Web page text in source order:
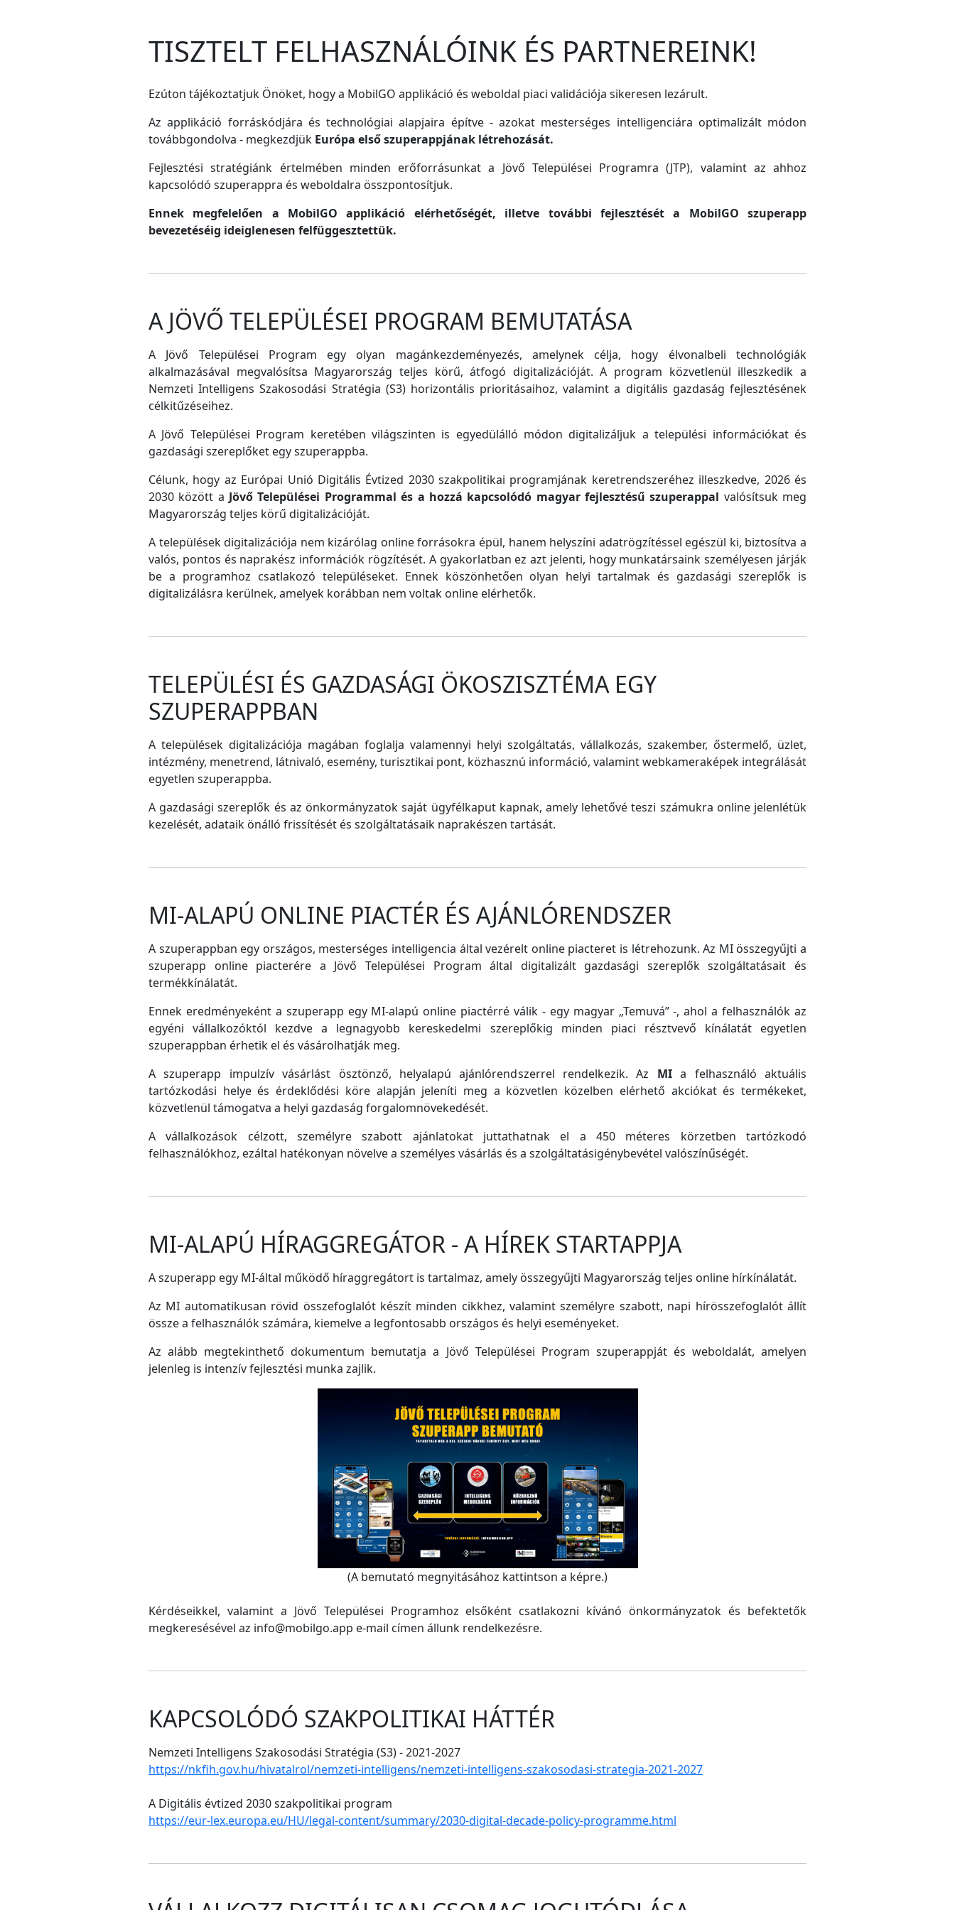
TISZTELT FELHASZNÁLÓINK ÉS PARTNEREINK!
Ezúton tájékoztatjuk Önöket, hogy a MobilGO applikáció és weboldal piaci validációja sikeresen lezárult.
Az applikáció forráskódjára és technológiai alapjaira építve - azokat mesterséges intelligenciára optimalizált módon
továbbgondolva - megkezdjük Európa első szuperappjának létrehozását.
Fejlesztési stratégiánk értelmében minden erőforrásunkat a Jövő Települései Programra (JTP), valamint az ahhoz
kapcsolódó szuperappra és weboldalra összpontosítjuk.
Ennek megfelelően a MobilGO applikáció elérhetőségét, illetve további fejlesztését a MobilGO szuperapp
bevezetéséig ideiglenesen felfüggesztettük.
A JÖVŐ TELEPÜLÉSEI PROGRAM BEMUTATÁSA
A Jövő Települései Program egy olyan magánkezdeményezés, amelynek célja, hogy élvonalbeli technológiák
alkalmazásával megvalósítsa Magyarország teljes körű, átfogó digitalizációját. A program közvetlenül illeszkedik a
Nemzeti Intelligens Szakosodási Stratégia (S3) horizontális prioritásaihoz, valamint a digitális gazdaság fejlesztésének
célkitűzéseihez.
A Jövő Települései Program keretében világszinten is egyedülálló módon digitalizáljuk a települési információkat és
gazdasági szereplőket egy szuperappba.
Célunk, hogy az Európai Unió Digitális Évtized 2030 szakpolitikai programjának keretrendszeréhez illeszkedve, 2026 és
2030 között a Jövő Települései Programmal és a hozzá kapcsolódó magyar fejlesztésű szuperappal valósítsuk meg
Magyarország teljes körű digitalizációját.
A települések digitalizációja nem kizárólag online forrásokra épül, hanem helyszíni adatrögzítéssel egészül ki, biztosítva a
valós, pontos és naprakész információk rögzítését. A gyakorlatban ez azt jelenti, hogy munkatársaink személyesen járják
be a programhoz csatlakozó településeket. Ennek köszönhetően olyan helyi tartalmak és gazdasági szereplők is
digitalizálásra kerülnek, amelyek korábban nem voltak online elérhetők.
TELEPÜLÉSI ÉS GAZDASÁGI ÖKOSZISZTÉMA EGY
SZUPERAPPBAN
A települések digitalizációja magában foglalja valamennyi helyi szolgáltatás, vállalkozás, szakember, őstermelő, üzlet,
intézmény, menetrend, látnivaló, esemény, turisztikai pont, közhasznú információ, valamint webkameraképek integrálását
egyetlen szuperappba.
A gazdasági szereplők és az önkormányzatok saját ügyfélkaput kapnak, amely lehetővé teszi számukra online jelenlétük
kezelését, adataik önálló frissítését és szolgáltatásaik naprakészen tartását.
MI-ALAPÚ ONLINE PIACTÉR ÉS AJÁNLÓRENDSZER
A szuperappban egy országos, mesterséges intelligencia által vezérelt online piacteret is létrehozunk. Az MI összegyűjti a
szuperapp online piacterére a Jövő Települései Program által digitalizált gazdasági szereplők szolgáltatásait és
termékkínálatát.
Ennek eredményeként a szuperapp egy MI-alapú online piactérré válik - egy magyar „Temuvá” -, ahol a felhasználók az
egyéni vállalkozóktól kezdve a legnagyobb kereskedelmi szereplőkig minden piaci résztvevő kínálatát egyetlen
szuperappban érhetik el és vásárolhatják meg.
A szuperapp impulzív vásárlást ösztönző, helyalapú ajánlórendszerrel rendelkezik. Az MIa felhasználó aktuális
tartózkodási helye és érdeklődési köre alapján jeleníti meg a közvetlen közelben elérhető akciókat és termékeket,
közvetlenül támogatva a helyi gazdaság forgalomnövekedését.
A vállalkozások célzott, személyre szabott ajánlatokat juttathatnak el a 450 méteres körzetben tartózkodó
felhasználókhoz, ezáltal hatékonyan növelve a személyes vásárlás és a szolgáltatásigénybevétel valószínűségét.
MI-ALAPÚ HÍRAGGREGÁTOR - A HÍREK STARTAPPJA
A szuperapp egy MI-által működő híraggregátort is tartalmaz, amely összegyűjti Magyarország teljes online hírkínálatát.
Az MI automatikusan rövid összefoglalót készít minden cikkhez, valamint személyre szabott, napi hírösszefoglalót állít
össze a felhasználók számára, kiemelve a legfontosabb országos és helyi eseményeket.
Az alább megtekinthető dokumentum bemutatja a Jövő Települései Program szuperappját és weboldalát, amelyen
jelenleg is intenzív fejlesztési munka zajlik.
(A bemutató megnyitásához kattintson a képre.)
Kérdéseikkel, valamint a Jövő Települései Programhoz elsőként csatlakozni kívánó önkormányzatok és befektetők
megkeresésével az info@mobilgo.app e-mail címen állunk rendelkezésre.
KAPCSOLÓDÓ SZAKPOLITIKAI HÁTTÉR
Nemzeti Intelligens Szakosodási Stratégia (S3) - 2021-2027
https://nkfih.gov.hu/hivatalrol/nemzeti-intelligens/nemzeti-intelligens-szakosodasi-strategia-2021-2027
A Digitális évtized 2030 szakpolitikai program
https://eur-lex.europa.eu/HU/legal-content/summary/2030-digital-decade-policy-programme.html